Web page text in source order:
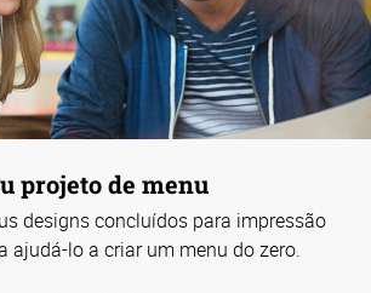
projeto de menu
designs concluídos para impressão
ajudá-lo a criar um menu do zero.